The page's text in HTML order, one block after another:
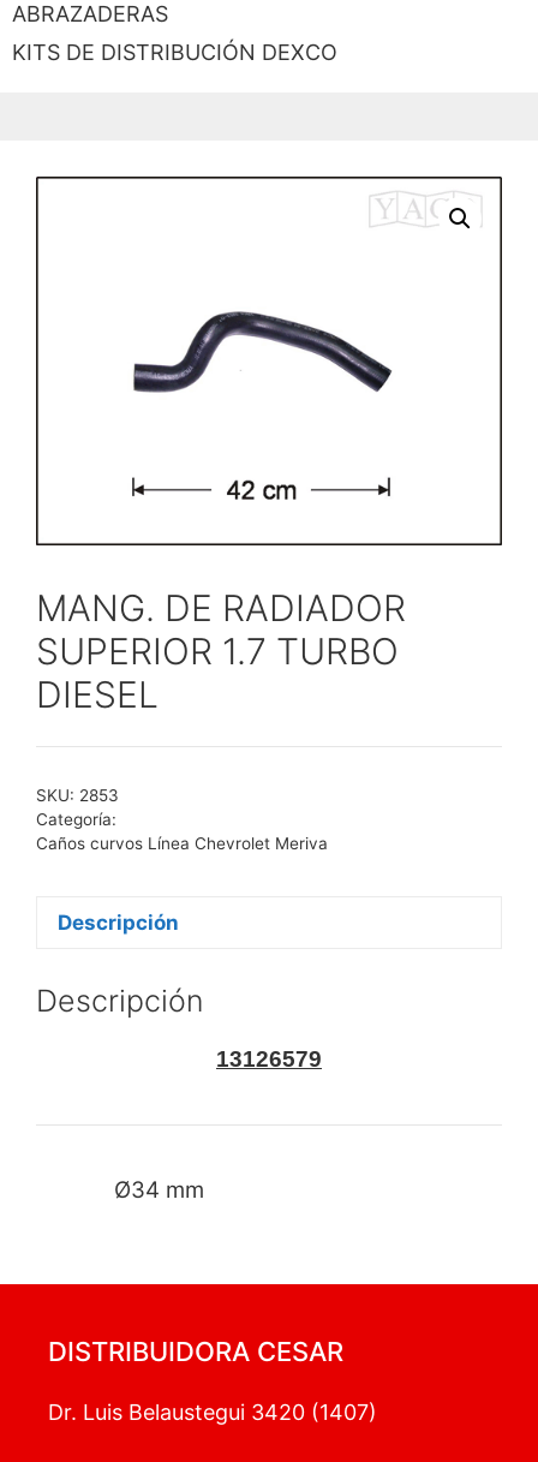
MANG. DE RADIADOR
SUPERIOR 1.7 TURBO
DIESEL
SKU: 2853
Categoría:
Caños curvos Línea Chevrolet Meriva
Descripción
Descripción
13126579
Ø34 mm
ABRAZADERAS
KITS DE DISTRIBUCIÓN DEXCO
DISTRIBUIDORA CESAR
Dr. Luis Belaustegui 3420 (1407)